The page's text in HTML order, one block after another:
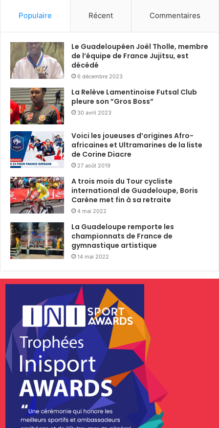
Populaire Récent Commentaires
Le Guadeloupéen Joël Tholle, membre
de l’équipe de France Jujitsu, est
décédé
6 décembre 2023
La Relève Lamentinoise Futsal Club
pleure son ”Gros Boss”
30 avril 2023
Voici les joueuses d’origines Afro-
africaines et Ultramarines de la liste
de Corine Diacre
27 août 2019
A trois mois du Tour cycliste
international de Guadeloupe, Boris
Carène met fin à sa retraite
4 mai 2022
La Guadeloupe remporte les
championnats de France de
gymnastique artistique
14 mai 2022